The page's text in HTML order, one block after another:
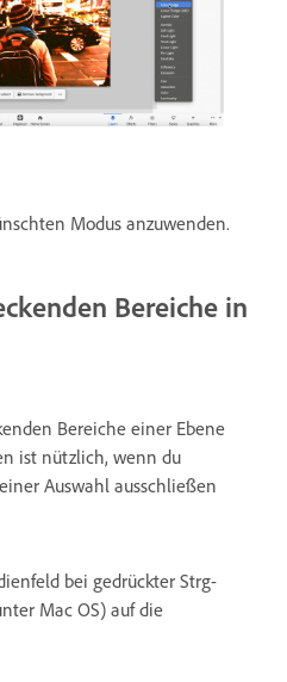
Modus anzuwenden.
Bereiche in
Bereiche einer Ebene
ist nützlich, wenn du
Auswahl ausschließen
bei gedrückter Strg-
Mac OS) auf die